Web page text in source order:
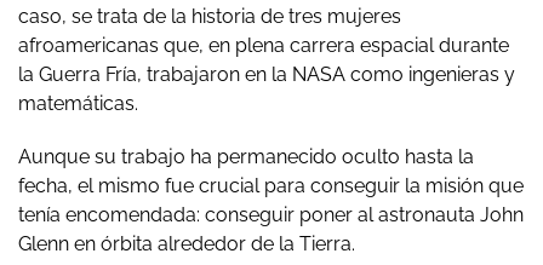
caso, se trata de la historia de tres mujeres
afroamericanas que, en plena carrera espacial durante
la Guerra Fría, trabajaron en la NASA como ingenieras y
matemáticas.
Aunque su trabajo ha permanecido oculto hasta la
fecha, el mismo fue crucial para conseguir la misión que
tenía encomendada: conseguir poner al astronauta John
Glenn en órbita alrededor de la Tierra.